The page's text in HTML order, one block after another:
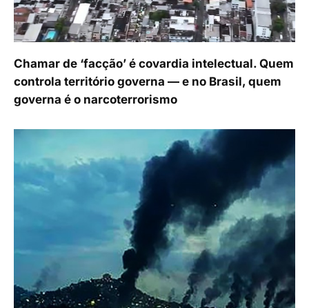
Chamar de ‘facção’ é covardia intelectual. Quem
controla território governa — e no Brasil, quem
governa é o narcoterrorismo